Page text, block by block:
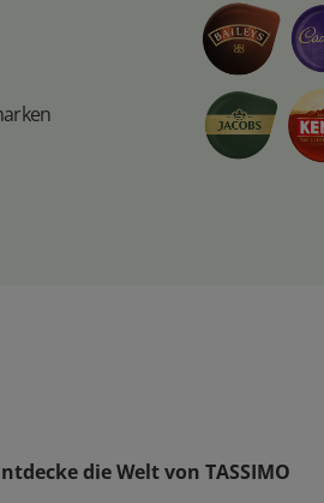
die Welt von TASSIMO